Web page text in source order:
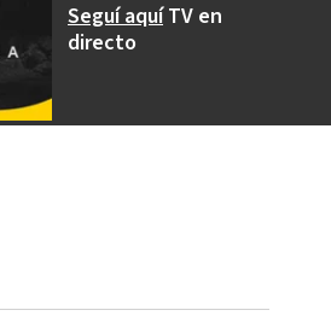
Seguí aquíTV en
directo